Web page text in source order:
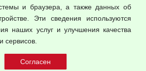
и браузера, а также данных об
Эти сведения используются
наших услуг и улучшения качества
сервисов.